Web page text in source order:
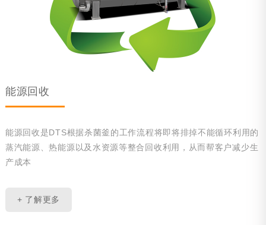
装卸笼系统
无篮式杀菌系统
杀菌车间自动化系统（ABRS）
静水压杀菌系统
粽子蒸煮锅
附件
能源回收
能源回收是DTS根据杀菌釜的工作流程将即将排掉不能循环利用的
蒸汽能源、热能源以及水资源等整合回收利用，从而帮客户减少生
产成本
+ 了解更多